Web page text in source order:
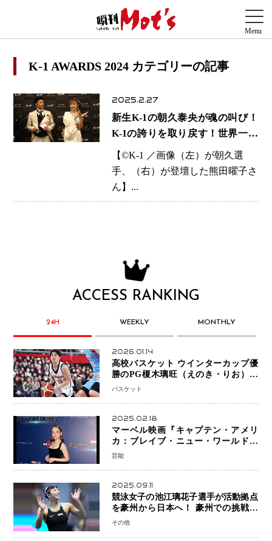
K-1 AWARDS 2024 カテゴリーの記事
2025.2.27
新生K-1の朝久泰央が魂の叫び！
K-1の誇りを取り戻す！世界一を
証明する！
【©️K-1 ／画像（左）が朝久選
手、（右）が登壇した熊田曜子さ
ん】...
ACCESS RANKING
24H WEEKLY MONTHLY
2026.01.14
高校バスケット ウインターカップ優
勝のPG榎木璃旺（えのき・りお）が
プロの現場へ―。
バスケット
2025.02.18
マーベル映画『キャプテン・アメリ
カ：ブレイブ・ニュー・ワールド』
新ブラック・ウィドウ役のシラ・ハー
芸能
2025.09.11
競泳女子の池江璃花子選手が活動拠点
を豪州から日本へ！ 豪州での挑戦を
糧に、28年ロサンゼルス五輪へ再始動
その他